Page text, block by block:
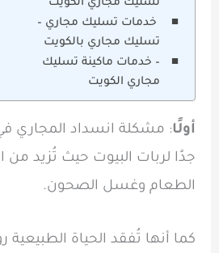
تسليك مجاري الكويت
خدمات تسليك مجاري –
تسليك مجاري بالكويت
– خدمات ماكينة تسليك
مجاري الكويت
أولًا: مشكلة انسداد المجاري
جدًا لربات البيوت حيث تُزيد
الطعام وغسل الصحون.
كما أنها تُفقد الحياة الطبيعية